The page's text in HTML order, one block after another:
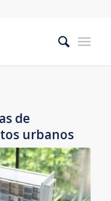
de
urbanos